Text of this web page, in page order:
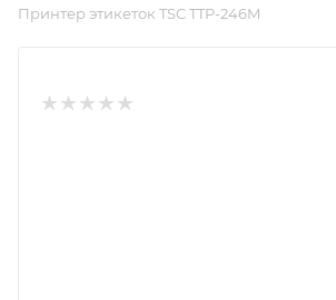
Принтер этикеток TSC TTP-246M